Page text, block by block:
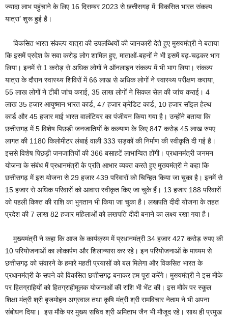
ज्यादा लाभ पहुंचाने के लिए 16 दिसम्बर 2023 से छत्तीसगढ़ में ‘विकसित भारत संकल्प
यात्रा’ शुरू हुई है।
विकसित भारत संकल्प यात्रा की उपलब्धियों की जानकारी देते हुए मुख्यमंत्री ने बताया
कि इसमें प्रदेश के सवा करोड़ लोग शामिल हुए, माताओं-बहनों ने भी इसमें बढ़-चढ़कर भाग
लिया। इनमें से 1 करोड़ से अधिक लोगों ने ऑनलाइन संकल्प में भी भाग लिया। संकल्प
यात्रा के दौरान स्वास्थ्य शिविरों में 66 लाख से अधिक लोगों ने स्वास्थ्य परीक्षण कराया,
55 लाख लोगों ने टीबी जांच कराई, 35 लाख लोगों ने सिकल सेल की जांच कराई। 4
लाख 35 हजार आयुष्मान भारत कार्ड, 47 हजार क्रेडिट कार्ड, 10 हजार सॉइल हेल्थ
कार्ड और 45 हजार माई भारत वालंटियर का पंजीयन किया गया है। उन्होंने बताया कि
छत्तीसगढ़ में 5 विशेष पिछड़ी जनजातियों के कल्याण के लिए 847 करोड़ 45 लाख रुपए
लागत की 1180 किलोमीटर लंबाई वाली 333 सड़कों की निर्माण की स्वीकृति दी गई है।
इससे विशेष पिछड़ी जनजातियों की 366 बसाहटें लाभान्वित होंगी। प्रधानमंत्री जनमन
योजना के संबंध में प्रधानमंत्री के प्रति आभार व्यक्त करते हुए मुख्यमंत्री ने कहा कि
छत्तीसगढ़ में इस योजना से 29 हजार 439 परिवारों को चिन्हित किया जा चुका है। इनमें से
15 हजार से अधिक परिवारों को आवास स्वीकृत किए जा चुके हैं। 13 हजार 188 परिवारों
को पहली किश्त की राशि का भुगतान भी किया जा चुका है। लखपति दीदी योजना के तहत
प्रदेश की 7 लाख 82 हजार महिलाओं को लखपति दीदी बनाने का लक्ष्य रखा गया है।
मुख्यमंत्री ने कहा कि आज के कार्यक्रम में प्रधानमंत्री 34 हजार 427 करोड़ रुपए की
10 परियोजनाओं का लोकार्पण और शिलान्यास कर रहे। इन परियोजनाओं के माध्यम से
छत्तीसगढ़ को संवारने के हमारे महती प्रयासों को बल मिलेगा और विकसित भारत के
प्रधानमंत्री के सपने को विकसित छत्तीसगढ़ बनाकर हम पूरा करेंगे। मुख्यमंत्री ने इस मौके
पर हितग्राहियों को हितग्राहीमूलक योजनाओं की राशि भी भेंट की। इस मौके पर स्कूल
शिक्षा मंत्री श्री बृजमोहन अग्रवाल तथा कृषि मंत्री श्री रामविचार नेताम ने भी अपना
संबोधन दिया। इस मौके पर मुख्य सचिव श्री अमिताभ जैन भी मौजूद रहे। साथ ही प्रमुख